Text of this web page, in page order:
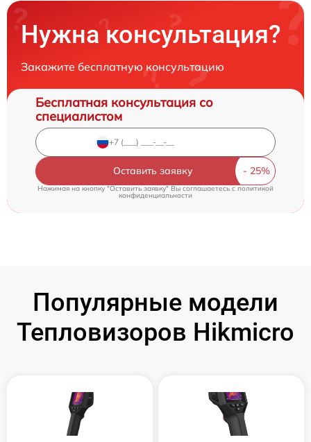
Нужна консультация?
Закажите бесплатную консультацию
Бесплатная консультация со
специалистом
Оставить заявку
Нажимая на кнопку "Оставить заявку" Вы соглашаетесь cполитикой
конфиденциальности
Популярные модели
Тепловизоров Hikmicro